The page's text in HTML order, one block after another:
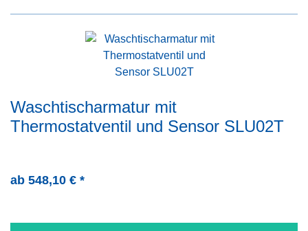
Waschtischarmatur mit
Thermostatventil und Sensor SLU02T
ab 548,10 € *